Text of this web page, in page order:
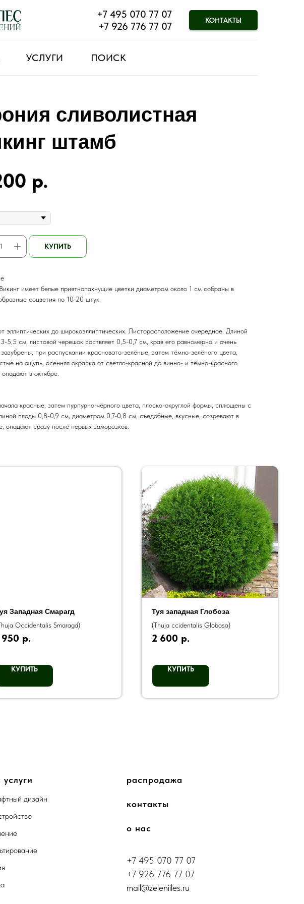
+7 495 070 77 07
+7 926 776 77 07
КОНТАКТЫ
УСЛУГИ ПОИСК
сливолистная
штамб
р.
КУПИТЬ
имеет белые приятнопахнущие цветки диаметром около 1 см собраны в
соцветия по 10-20 штук.
эллиптических до широкоэллиптических. Листорасположение очередное. Длиной
3-5,5 см, листовой черешок соствляет 0,5-0,7 см, края его равномерно и очень
при распускании красновато-зелёные, затем тёмно-зелёного цвета,
на ощупь, осенняя окраска от светло-красной до винно- и тёмно-красного
опадают в октябре.
красные, затем пурпурно-чёрного цвета, плоско-округлой формы, сплющены с
плоды 0,8-0,9 см, диаметром 0,7-0,8 см, съедобные, вкусные, созревают в
опадают сразу после первых заморозков.
Западная Смарагд
Occidentalis Smaragd)
950 р.
КУПИТЬ
Туя западная Глобоза
(Thuja ccidentalis Globosa)
2 600 р.
КУПИТЬ
дизайн
распродажа
контакты
о нас
+7 495 070 77 07
+7 926 776 77 07
mail@zeleniiles.ru